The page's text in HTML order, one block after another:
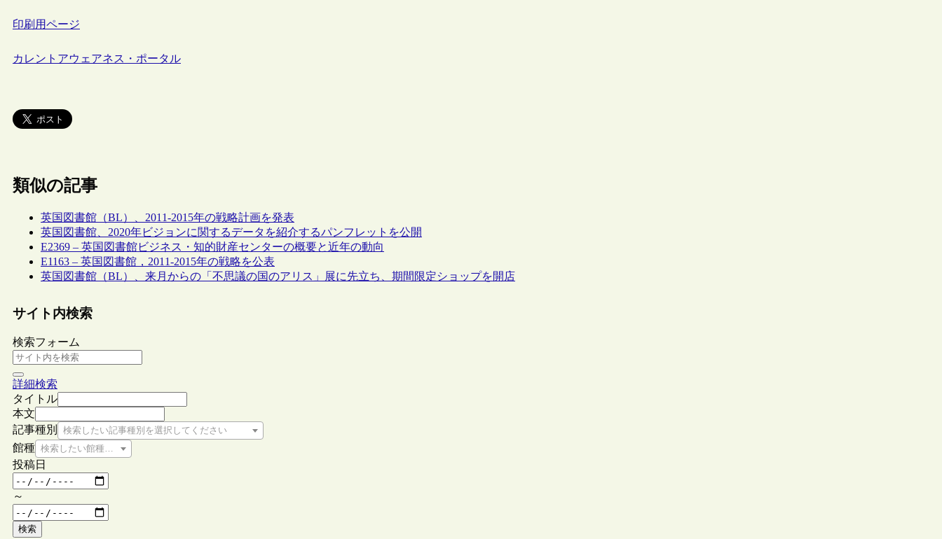
印刷用ページ
カレントアウェアネス・ポータル
類似の記事
英国図書館（BL）、2011-2015年の戦略計画を発表
英国図書館、2020年ビジョンに関するデータを紹介するパンフレットを公開
E2369 – 英国図書館ビジネス・知的財産センターの概要と近年の動向
E1163 – 英国図書館，2011-2015年の戦略を公表
英国図書館（BL）、来月からの「不思議の国のアリス」展に先立ち、期間限定ショップを開店
サイト内検索
検索フォーム
詳細検索
タイトル
本文
記事種別
検索したい記事種別を選択してください
館種 検索したい館種を選択してください
投稿日
～
検索